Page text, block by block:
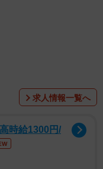
求人情報一覧へ
時給1300円/